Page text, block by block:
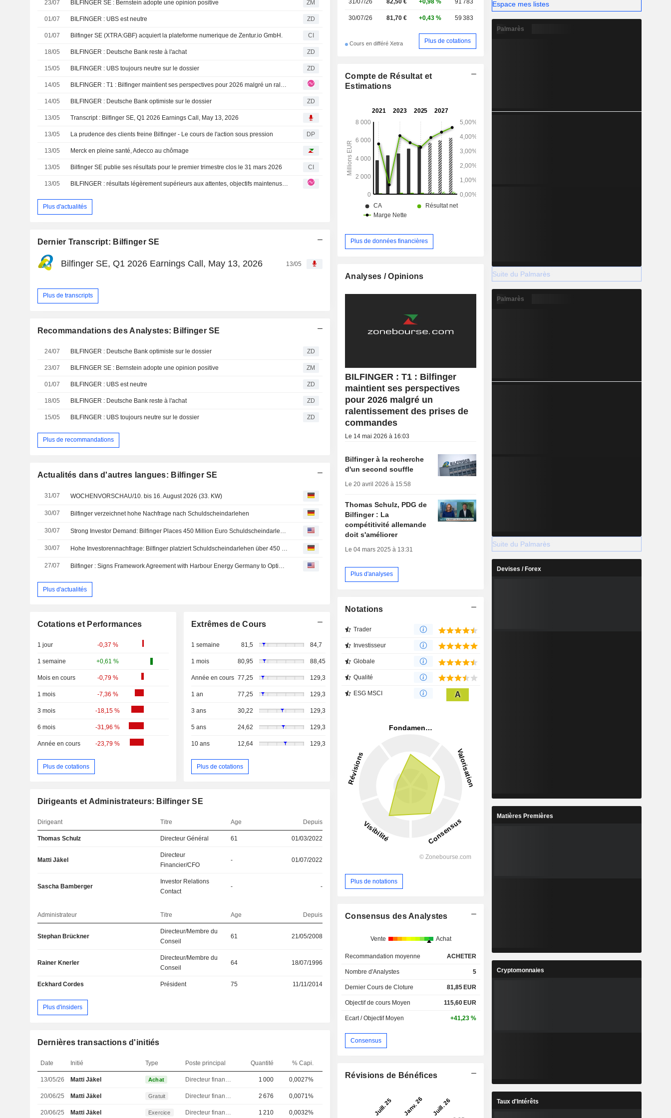
23/07 BILFINGER SE : Bernstein adopte une opinion positive ZM
01/07 BILFINGER : UBS est neutre ZD
01/07 Bilfinger SE (XTRA:GBF) acquiert la plateforme numerique de Zentur.io GmbH. CI
18/05 BILFINGER : Deutsche Bank reste à l'achat ZD
15/05 BILFINGER : UBS toujours neutre sur le dossier ZD
14/05 BILFINGER : T1 : Bilfinger maintient ses perspectives pour 2026 malgré un ralentissement des prises de commandes
14/05 BILFINGER : Deutsche Bank optimiste sur le dossier ZD
13/05 Transcript : Bilfinger SE, Q1 2026 Earnings Call, May 13, 2026
13/05 La prudence des clients freine Bilfinger - Le cours de l'action sous pression DP
13/05 Merck en pleine santé, Adecco au chômage
13/05 Bilfinger SE publie ses résultats pour le premier trimestre clos le 31 mars 2026 CI
13/05 BILFINGER : résultats légèrement supérieurs aux attentes, objectifs maintenus malgré le tassement des commandes
Plus d'actualités
Dernier Transcript: Bilfinger SE
Bilfinger SE, Q1 2026 Earnings Call, May 13, 2026 13/05
Plus de transcripts
Recommandations des Analystes: Bilfinger SE
24/07 BILFINGER : Deutsche Bank optimiste sur le dossier ZD
23/07 BILFINGER SE : Bernstein adopte une opinion positive ZM
01/07 BILFINGER : UBS est neutre ZD
18/05 BILFINGER : Deutsche Bank reste à l'achat ZD
15/05 BILFINGER : UBS toujours neutre sur le dossier ZD
Plus de recommandations
Actualités dans d'autres langues: Bilfinger SE
31/07 WOCHENVORSCHAU/10. bis 16. August 2026 (33. KW)
30/07 Bilfinger verzeichnet hohe Nachfrage nach Schuldscheindarlehen
30/07 Strong Investor Demand: Bilfinger Places 450 Million Euro Schuldscheindarlehen
30/07 Hohe Investorennachfrage: Bilfinger platziert Schuldscheindarlehen über 450 Millionen Euro
27/07 Bilfinger : Signs Framework Agreement with Harbour Energy Germany to Optimize Oil & Gas Production
Plus d'actualités
Cotations et Performances
1 jour -0,37 %
1 semaine +0,61 %
Mois en cours -0,79 %
1 mois -7,36 %
3 mois -18,15 %
6 mois -31,96 %
Année en cours -23,79 %
Plus de cotations
Extrêmes de Cours
1 semaine 81,5 84,7
1 mois 80,95 88,45
Année en cours 77,25 129,3
1 an 77,25 129,3
3 ans 30,22 129,3
5 ans 24,62 129,3
10 ans 12,64 129,3
Plus de cotations
Dirigeants et Administrateurs: Bilfinger SE
Dirigeant Titre Age Depuis
Thomas Schulz Directeur Général 61 01/03/2022
Matti Jäkel
Directeur
Financier/CFO
- 01/07/2022
Sascha Bamberger
Investor Relations
Contact
- -
Administrateur Titre Age Depuis
Stephan Brückner
Directeur/Membre du
Conseil
61 21/05/2008
Rainer Knerler
Directeur/Membre du
Conseil
64 18/07/1996
Eckhard Cordes Président 75 11/11/2014
Plus d'insiders
Dernières transactions d'initiés
Date Initié Type Poste principal Quantité % Capi.
13/05/26 Matti Jäkel Achat 1 000 0,0027%
20/06/25 Matti Jäkel Gratuit 2 676 0,0071%
20/06/25 Matti Jäkel Exercice 1 210 0,0032%
haute pression.
31/07/26 82,50 € +0,98 % 91 783
30/07/26 81,70 € +0,43 % 59 383
Cours en différé Xetra Plus de cotations
Compte de Résultat et
Estimations
Plus de données financières
Analyses / Opinions
BILFINGER : T1 : Bilfinger
maintient ses perspectives
pour 2026 malgré un
ralentissement des prises de
commandes
Le 14 mai 2026 à 16:03
Bilfinger à la recherche
d'un second souffle
Le 20 avril 2026 à 15:58
Thomas Schulz, PDG de
Bilfinger : La
compétitivité allemande
doit s'améliorer
Le 04 mars 2025 à 13:31
Plus d'analyses
Notations
Trader
Investisseur
Globale
Qualité
ESG MSCI A
Plus de notations
Consensus des Analystes
Vente Achat
Recommandation moyenne ACHETER
Nombre d'Analystes 5
Dernier Cours de Cloture 81,85 EUR
Objectif de cours Moyen 115,60 EUR
Ecart / Objectif Moyen +41,23 %
Consensus
Révisions de Bénéfices
Espace mes listes
Palmarès
Suite du Palmarès
Palmarès
Suite du Palmarès
Devises / Forex
Matières Premières
Cryptomonnaies
Taux d'Intérêts